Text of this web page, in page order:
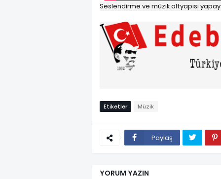
Seslendirme ve müzik altyapısı
Etiketler Müzik
Paylaş
YORUM YAZIN